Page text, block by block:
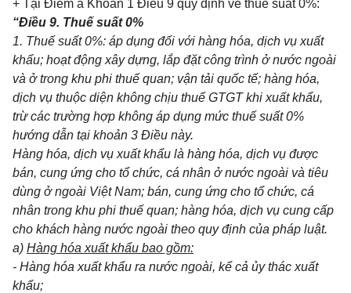
+ Tại Điểm a Khoản 1 Điều 9 quy định về thuế suất 0%:
“Điều 9. Thuế suất 0%
1. Thuế suất 0%: áp dụng đối với hàng hóa, dịch vụ xuất
khẩu; hoạt động xây dựng, lắp đặt công trình ở nước ngoài
và ở trong khu phi thuế quan; vận tải quốc tế; hàng hóa,
dịch vụ thuộc diện không chịu thuế GTGT khi xuất khẩu,
trừ các trường hợp không áp dụng mức thuế suất 0%
hướng dẫn tại khoản 3 Điều này.
Hàng hóa, dịch vụ xuất khẩu là hàng hóa, dịch vụ được
bán, cung ứng cho tổ chức, cá nhân ở nước ngoài và tiêu
dùng ở ngoài Việt Nam; bán, cung ứng cho tổ chức, cá
nhân trong khu phi thuế quan; hàng hóa, dịch vụ cung cấp
cho khách hàng nước ngoài theo quy định của pháp luật.
a) Hàng hóa xuất khẩu bao gồm:
- Hàng hóa xuất khẩu ra nước ngoài, kểcả ủy thác xuất
khẩu;